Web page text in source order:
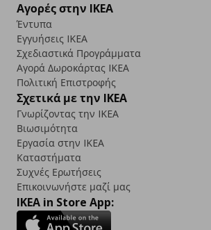
Αγορές στην IKEA
Έντυπα
Εγγυήσεις IKEA
Σχεδιαστικά Προγράμματα
Αγορά Δωρoκάρτας IKEA
Πολιτική Επιστροφής
Σχετικά με την IKEA
Γνωρίζοντας την IKEA
Βιωσιμότητα
Εργασία στην IKEA
Καταστήματα
Συχνές Ερωτήσεις
Επικοινωνήστε μαζί μας
IKEA in Store App: